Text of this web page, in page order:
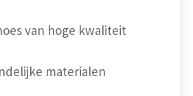
van hoge kwaliteit
materialen